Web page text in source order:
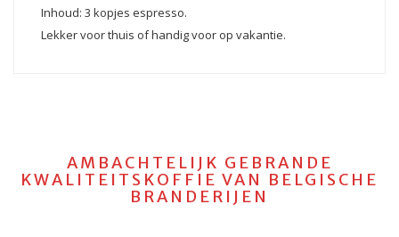
Inhoud: 3 kopjes espresso.
Lekker voor thuis of handig voor op vakantie.
AMBACHTELIJK GEBRANDE
KWALITEITSKOFFIE VAN BELGISCHE
BRANDERIJEN